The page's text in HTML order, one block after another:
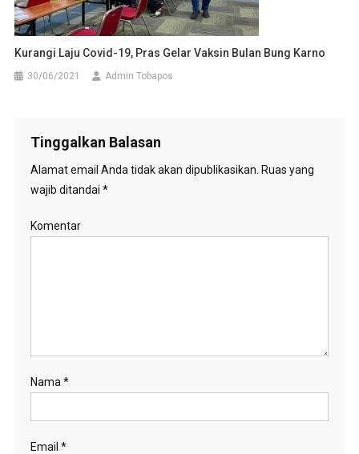
Kurangi Laju Covid-19, Pras Gelar Vaksin Bulan Bung Karno
30/06/2021 Admin Tobapos
Tinggalkan Balasan
Alamat email Anda tidak akan dipublikasikan. Ruas yang
wajib ditandai *
Komentar
Nama *
Email *